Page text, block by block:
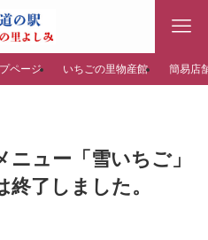
ページ いちごの里物産館 簡易店
ニュー「雪いちご」
終了しました。